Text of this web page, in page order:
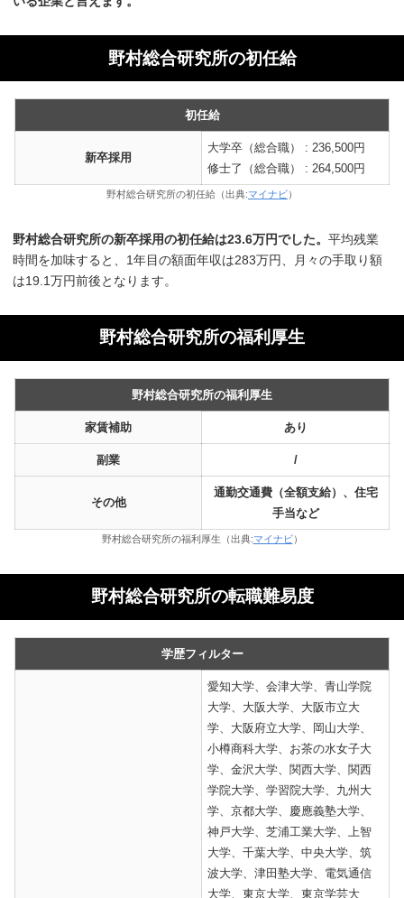
野村総合研究所の初任給
初任給
新卒採用
大学卒（総合職） : 236,500円
修士了（総合職） : 264,500円
野村総合研究所の初任給（出典:マイナビ）
野村総合研究所の新卒採用の初任給は23.6万円でした。平均残業
時間を加味すると、1年目の額面年収は283万円、月々の手取り額
は19.1万円前後となります。
野村総合研究所の福利厚生
野村総合研究所の福利厚生
家賃補助 あり
副業 /
その他
通勤交通費（全額支給）、住宅
手当など
野村総合研究所の福利厚生（出典:マイナビ）
野村総合研究所の転職難易度
学歴フィルター
愛知大学、会津大学、青山学院
大学、大阪大学、大阪市立大
学、大阪府立大学、岡山大学、
小樽商科大学、お茶の水女子大
学、金沢大学、関西大学、関西
学院大学、学習院大学、九州大
学、京都大学、慶應義塾大学、
神戸大学、芝浦工業大学、上智
大学、千葉大学、中央大学、筑
波大学、津田塾大学、電気通信
大学、東京大学、東京学芸大